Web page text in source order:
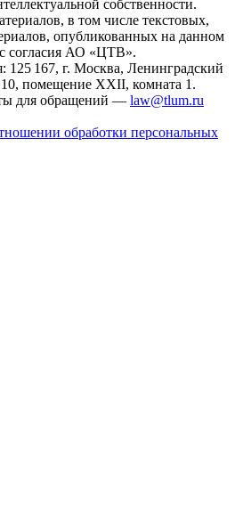
собственности.
в том числе текстовых,
опубликованных на данном
согласия АО «ЦТВ».
125 167, г. Москва, Ленинградский
помещение XXII, комната 1.
для обращений — law@tlum.ru
обработки персональных